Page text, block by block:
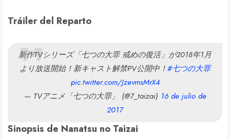
Tráiler del Reparto
新作TVシリーズ「七つの大罪 戒めの復活」が2018年1月
より放送開始！新キャスト解禁PV公開中！#七つの大罪
pic.twitter.com/JzevmsMrX4
— TVアニメ「七つの大罪」 (@7_taizai) 16 de julio de
2017
Sinopsis de Nanatsu no Taizai